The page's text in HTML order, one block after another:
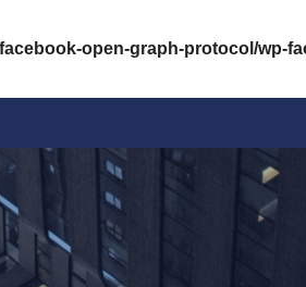
open-graph-protocol/wp-